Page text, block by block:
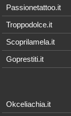
Passionetattoo.it
Troppodolce.it
Scoprilamela.it
Goprestiti.it
Okceliachia.it